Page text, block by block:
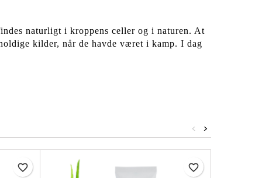
naturligt i kroppens celler og i naturen. At
kilder, når de havde været i kamp. I dag
>
<
favorite_border favorite_border